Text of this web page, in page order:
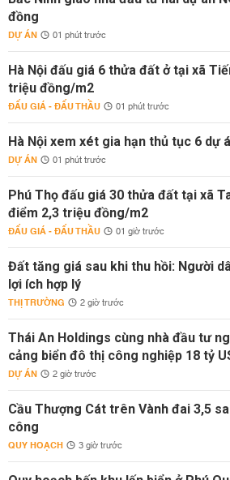
đồng
DỰ ÁN 01 phút trước
Hà Nội đấu giá 6 thửa đất ở tại xã
triệu đồng/m2
ĐẤU GIÁ - ĐẤU THẦU 01 phút trước
Hà Nội xem xét gia hạn thủ tục 6 dự
DỰ ÁN 01 phút trước
Phú Thọ đấu giá 30 thửa đất tại xã
điểm 2,3 triệu đồng/m2
ĐẤU GIÁ - ĐẤU THẦU 01 giờ trước
Đất tăng giá sau khi thu hồi: Người
lợi ích hợp lý
THỊ TRƯỜNG 2 giờ trước
Thái An Holdings cùng nhà đầu tư
cảng biển đô thị công nghiệp 18 tỷ
DỰ ÁN 2 giờ trước
Cầu Thượng Cát trên Vành đai 3,5
công
QUY HOẠCH 3 giờ trước